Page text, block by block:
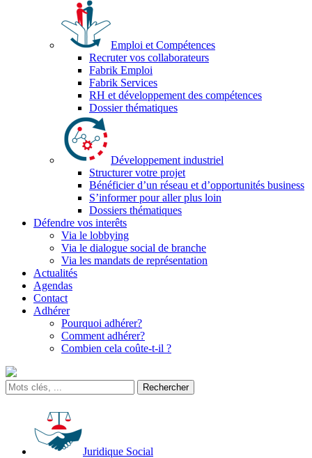
Emploi et Compétences
Recruter vos collaborateurs
Fabrik Emploi
Fabrik Services
RH et développement des compétences
Dossier thématiques
Développement industriel
Structurer votre projet
Bénéficier d’un réseau et d’opportunités business
S’informer pour aller plus loin
Dossiers thématiques
Défendre vos interêts
Via le lobbying
Via le dialogue social de branche
Via les mandats de représentation
Actualités
Agendas
Contact
Adhérer
Pourquoi adhérer?
Comment adhérer?
Combien cela coûte-t-il ?
Juridique Social